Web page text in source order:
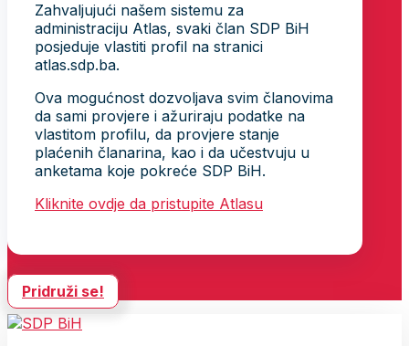
Zahvaljujući našem sistemu za
administraciju Atlas, svaki član SDP BiH
posjeduje vlastiti profil na stranici
atlas.sdp.ba.
Ova mogućnost dozvoljava svim članovima
da sami provjere i ažuriraju podatke na
vlastitom profilu, da provjere stanje
plaćenih članarina, kao i da učestvuju u
anketama koje pokreće SDP BiH.
Kliknite ovdje da pristupite Atlasu
Pridruži se!